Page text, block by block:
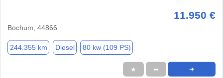
11.950 €
Bochum, 44866
244.355 km Diesel 80 kw (109 PS)
★ ➦ ➜